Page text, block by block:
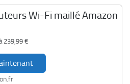
Wi-Fi maillé Amazon
239,99 €